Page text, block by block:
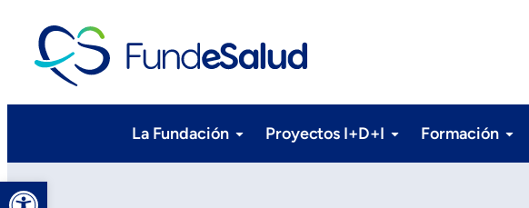
Abrir barra de herramientas
La Fundación Proyectos I+D+I Formación